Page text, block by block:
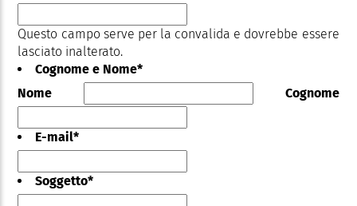
Questo campo serve per la convalida e dovrebbe essere
lasciato inalterato.
Cognome e Nome*
Nome
Cognome
E-mail*
Soggetto*